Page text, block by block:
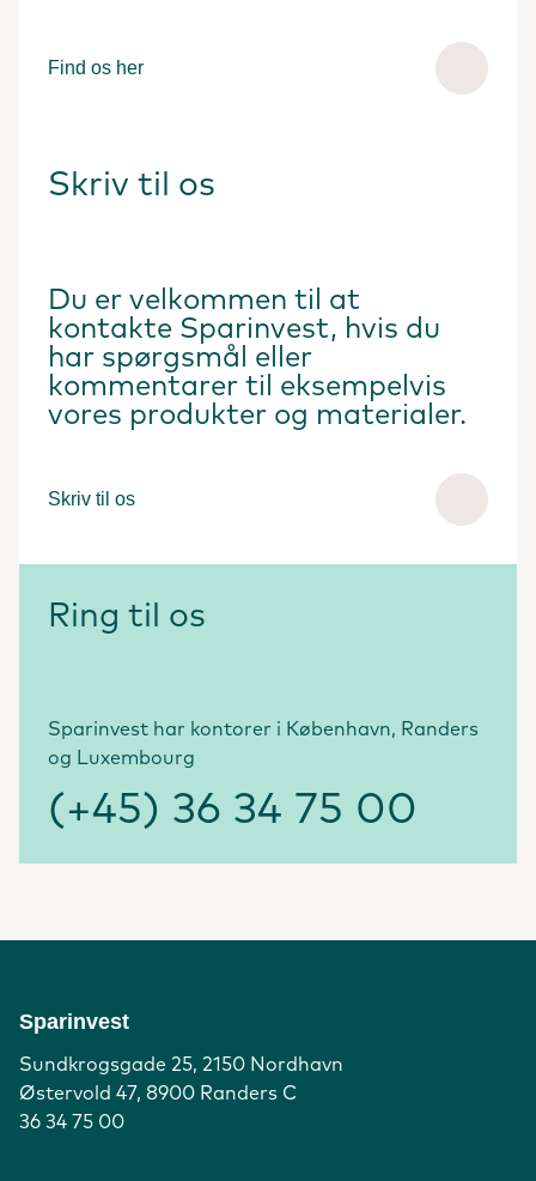
Find os her
Skriv til os
Du er velkommen til at
kontakte Sparinvest, hvis du
har spørgsmål eller
kommentarer til eksempelvis
vores produkter og materialer.
Skriv til os
Ring til os
Sparinvest har kontorer i København, Randers
og Luxembourg
(+45) 36 34 75 00
Sparinvest
Sundkrogsgade 25, 2150 Nordhavn
Østervold 47, 8900 Randers C
36 34 75 00